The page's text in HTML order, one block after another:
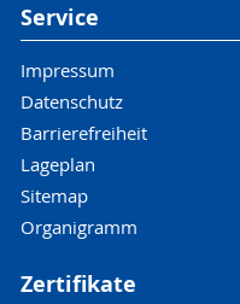
Service
Impressum
Datenschutz
Barrierefreiheit
Lageplan
Sitemap
Organigramm
Zertifikate